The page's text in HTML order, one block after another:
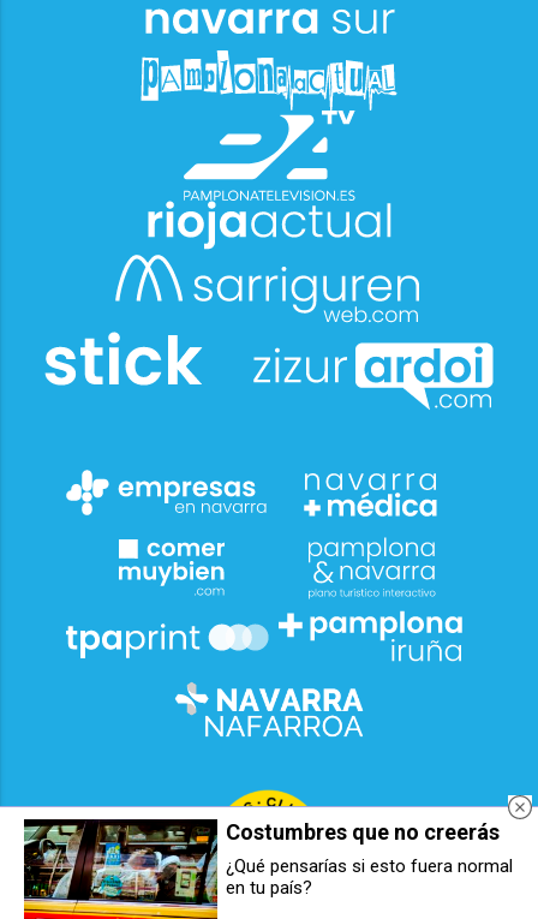
Costumbres que no creerás
¿Qué pensarías si esto fuera normal
en tu país?